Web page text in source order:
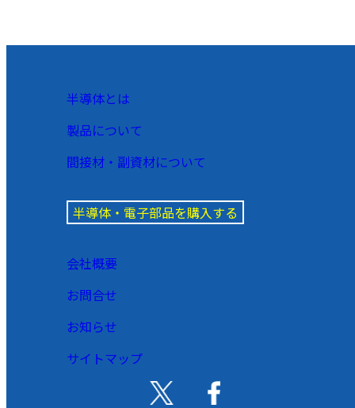
半導体とは
製品について
間接材・副資材について
半導体・電子部品を購入する
会社概要
お問合せ
お知らせ
サイトマップ